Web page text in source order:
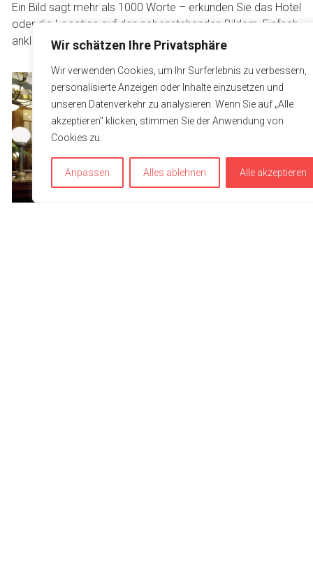
Wir schätzen Ihre Privatsphäre
Wir verwenden Cookies, um Ihr Surferlebnis zu verbessern,
personalisierte Anzeigen oder Inhalte einzusetzen und
unseren Datenverkehr zu analysieren. Wenn Sie auf „Alle
akzeptieren" klicken, stimmen Sie der Anwendung von
Cookies zu.
Anpassen Alles ablehnen Alle akzeptieren
Ein Bild sagt mehr als 1000 Worte – erkunden Sie das Hotel
oder die Location auf den nebenstehenden Bildern. Einfach
anklicken, um die Bilder in Grossansicht zu betrachten.